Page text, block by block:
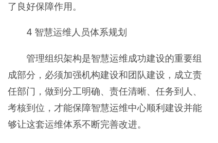
了良好保障作用。
4 智慧运维人员体系规划
管理组织架构是智慧运维成功建设的重要组
成部分，必须加强机构建设和团队建设，成立责
任部门，做到分工明确、责任清晰、任务到人、
考核到位，才能保障智慧运维中心顺利建设并能
够让这套运维体系不断完善改进。